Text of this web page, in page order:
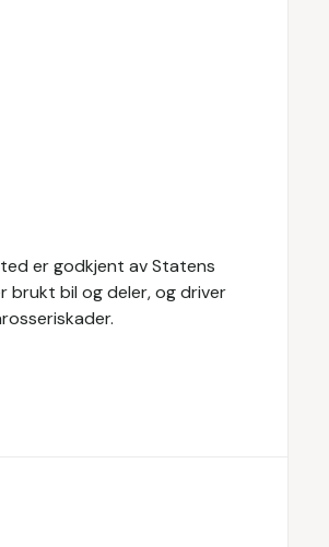
er godkjent av Statens
brukt bil og deler, og driver